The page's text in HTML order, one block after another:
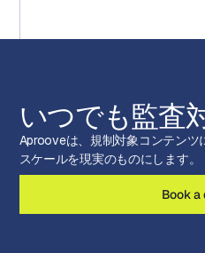
いつでも監査
Aprooveは、規制対象コンテンツ
スケールを現実のものにします。
Book a